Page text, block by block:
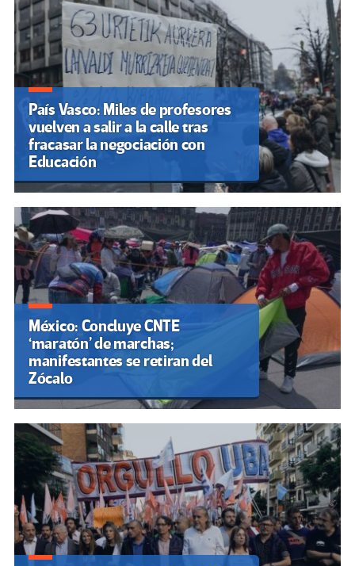
País Vasco: Miles de profesores
vuelven a salir a la calle tras
fracasar la negociación con
Educación
México: Concluye CNTE
‘maratón’ de marchas;
manifestantes se retiran del
Zócalo